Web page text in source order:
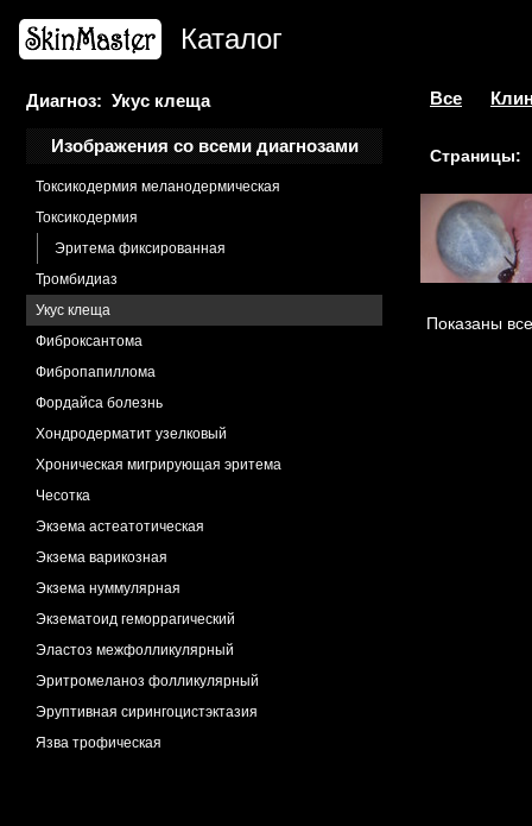
Каталог
Диагноз: Укус клеща
Изображения со всеми диагнозами
Сосок дополнительный
Стерджа-Вебера синдром
Стрии кортикостероидные
Тибьержа-Вейссенбаха синдром
Токсикодермия
Токсикодермия меланодермическая
Токсикодермия
Эритема фиксированная
Тромбидиаз
Укус клеща
Фиброксантома
Фибропапиллома
Фордайса болезнь
Хондродерматит узелковый
Хроническая мигрирующая эритема
Чесотка
Экзема астеатотическая
Экзема варикозная
Экзема нуммулярная
Экзематоид геморрагический
Эластоз межфолликулярный
Эритромеланоз фолликулярный
Эруптивная сирингоцистэктазия
Язва трофическая
Все
Страницы:
Показаны